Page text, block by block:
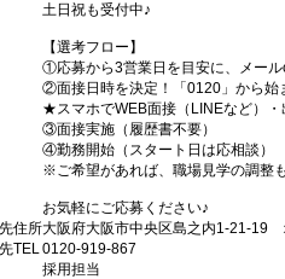
土日祝も受付中♪
【選考フロー】
①応募から3営業日を目安に、メール
②面接日時を決定！「0120」から始
★スマホでWEB面接（LINEなど）
③面接実施（履歴書不要）
④勤務開始（スタート日は応相談）
※ご希望があれば、職場見学の調整
お気軽にご応募ください♪
住所大阪府大阪市中央区島之内1-21-19
TEL0120-919-867
採用担当